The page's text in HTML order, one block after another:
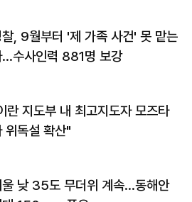
, 9월부터 '제 가족 사건' 못 맡는
…수사인력 881명 보강
란 지도부 내 최고지도자 모즈타
위독설 확산"
울 낮 35도 무더위 계속…동해안